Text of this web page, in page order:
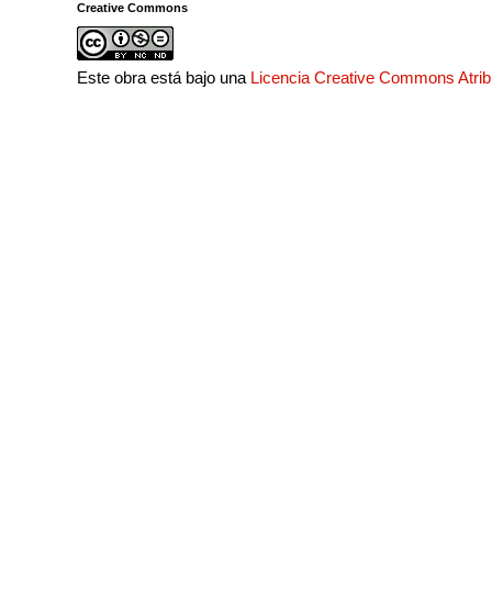
Creative Commons
Este obra está bajo una Licencia Creative Commons